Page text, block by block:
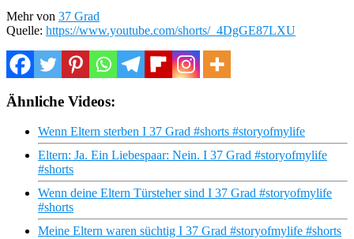
Mehr von 37 Grad
Quelle: https://www.youtube.com/shorts/_4DgGE87LXU
Ähnliche Videos:
Wenn Eltern sterben I 37 Grad #shorts #storyofmylife
Eltern: Ja. Ein Liebespaar: Nein. I 37 Grad #storyofmylife
#shorts
Wenn deine Eltern Türsteher sind I 37 Grad #storyofmylife
#shorts
Meine Eltern waren süchtig I 37 Grad #storyofmylife #shorts